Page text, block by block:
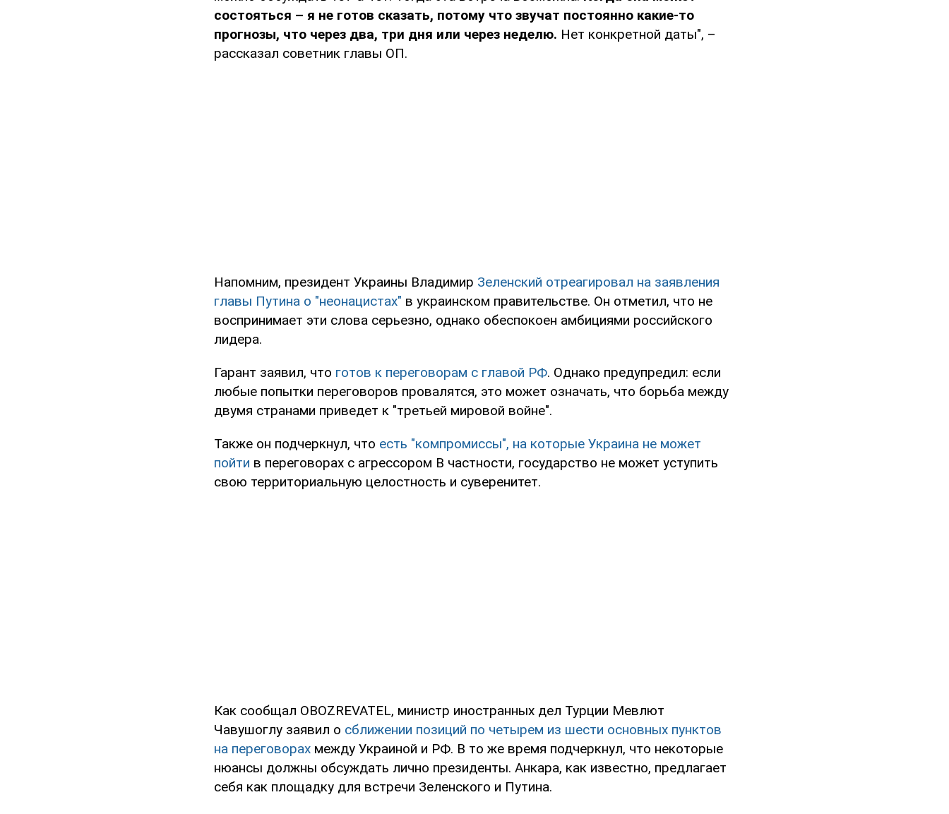
состояться – я не готов сказать, потому что звучат постоянно какие-то
прогнозы, что через два, три дня или через неделю. Нет конкретной даты", –
рассказал советник главы ОП.
Напомним, президент Украины Владимир Зеленский отреагировал на заявления
главы Путина о "неонацистах" в украинском правительстве. Он отметил, что не
воспринимает эти слова серьезно, однако обеспокоен амбициями российского
лидера.
Гарант заявил, что готов к переговорам с главой РФ. Однако предупредил: если
любые попытки переговоров провалятся, это может означать, что борьба между
двумя странами приведет к "третьей мировой войне".
Также он подчеркнул, что есть "компромиссы", на которые Украина не может
пойти в переговорах с агрессором В частности, государство не может уступить
свою территориальную целостность и суверенитет.
Как сообщал OBOZREVATEL, министр иностранных дел Турции Мевлют
Чавушоглу заявил о сближении позиций по четырем из шести основных пунктов
на переговорах между Украиной и РФ. В то же время подчеркнул, что некоторые
нюансы должны обсуждать лично президенты. Анкара, как известно, предлагает
себя как площадку для встречи Зеленского и Путина.